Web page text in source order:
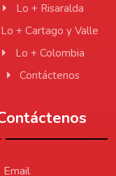
Lo + Risaralda
Lo + Cartago y Valle
Lo + Colombia
Contáctenos
Email